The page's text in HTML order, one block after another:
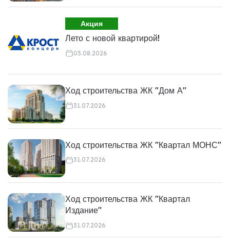
Акция
Лето с новой квартирой!
03.08.2026
Ход строительства ЖК "Дом А"
31.07.2026
Ход строительства ЖК "Квартал МОНС"
31.07.2026
Ход строительства ЖК "Квартал
Издание"
31.07.2026